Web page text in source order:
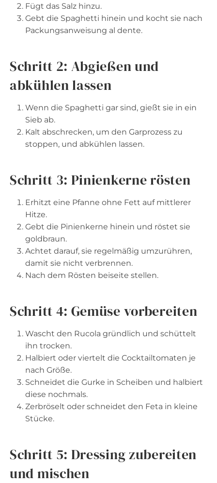
Fügt das Salz hinzu.
Gebt die Spaghetti hinein und kocht sie nach
Packungsanweisung al dente.
Schritt 2: Abgießen und
abkühlen lassen
Wenn die Spaghetti gar sind, gießt sie in ein
Sieb ab.
Kalt abschrecken, um den Garprozess zu
stoppen, und abkühlen lassen.
Schritt 3: Pinienkerne rösten
Erhitzt eine Pfanne ohne Fett auf mittlerer
Hitze.
Gebt die Pinienkerne hinein und röstet sie
goldbraun.
Achtet darauf, sie regelmäßig umzurühren,
damit sie nicht verbrennen.
Nach dem Rösten beiseite stellen.
Schritt 4: Gemüse vorbereiten
Wascht den Rucola gründlich und schüttelt
ihn trocken.
Halbiert oder viertelt die Cocktailtomaten je
nach Größe.
Schneidet die Gurke in Scheiben und halbiert
diese nochmals.
Zerbröselt oder schneidet den Feta in kleine
Stücke.
Schritt 5: Dressing zubereiten
und mischen